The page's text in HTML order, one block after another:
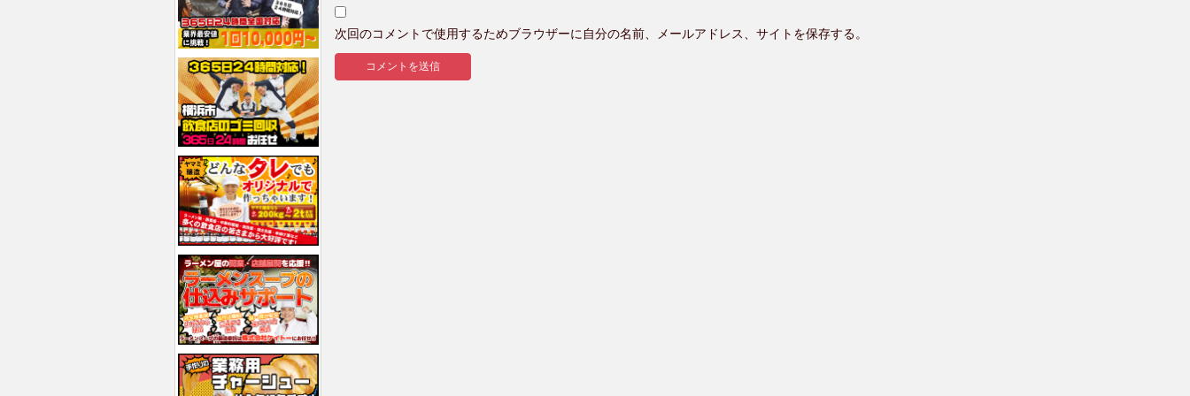
次回のコメントで使用するためブラウザーに自分の名前、メールアドレス、サイトを保存する。